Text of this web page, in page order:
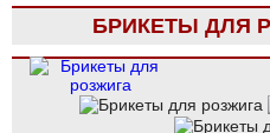
БРИКЕТЫ ДЛЯ